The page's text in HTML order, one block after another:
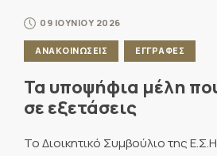
09 ΙΟΥΝΙΟΥ 2026
ΑΝΑΚΟΙΝΩΣΕΙΣ ΕΓΓΡΑΦΕΣ
Τα υποψήφια μέλη
σε εξετάσεις
Το Διοικητικό Συμβούλιο της